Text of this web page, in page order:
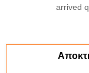
arrived